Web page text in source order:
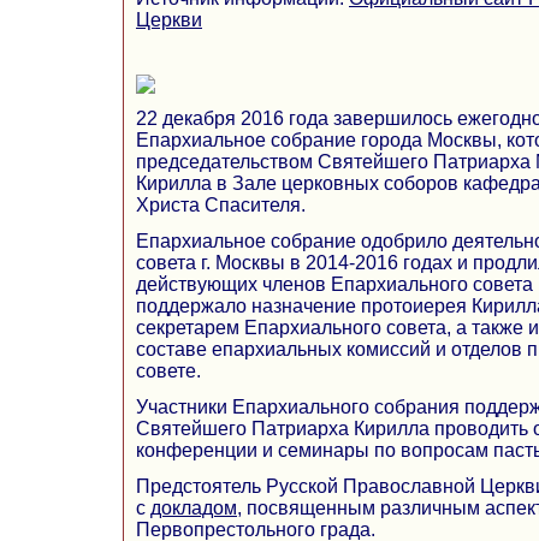
Церкви
22 декабря 2016 года завершилось
Епархиальное собрание города Москвы,
председательством Святейшего Патриарха
Кирилла в Зале церковных соборов
Христа Спасителя.
Епархиальное собрание одобрило
совета г. Москвы в 2014-2016 годах и
действующих членов Епархиального
поддержало назначение протоиерея
секретарем Епархиального совета, а также
составе епархиальных комиссий и отделов
совете.
Участники Епархиального собрания
Святейшего Патриарха Кирилла
конференции и семинары по вопросам
Предстоятель Русской Православной
с докладом, посвященным различным
Первопрестольного града.